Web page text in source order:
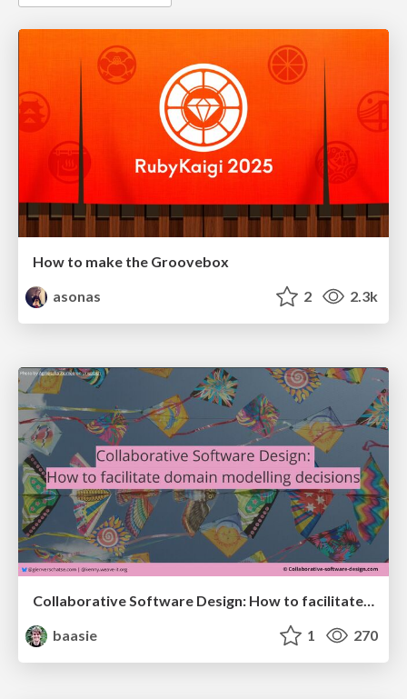
How to make the Groovebox
asonas
2 2.3k
Collaborative Software Design: How to facilitate domain modelling decisions
baasie
1 270